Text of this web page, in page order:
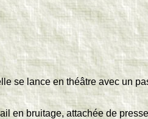
se lance en théâtre avec un
en bruitage, attachée de